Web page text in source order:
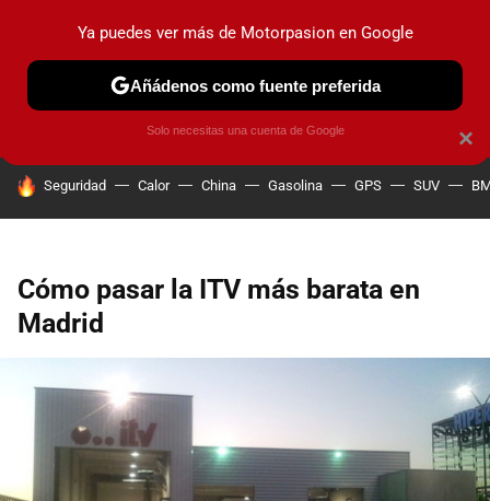
PRUEBAS COCHES ELÉCTRICOS OBSERVATORIO
HOY SE HABLA DE
Seguridad Calor China Gasolina GPS SUV
Cómo pasar la ITV más barata en
Madrid
×
Ya puedes ver más de Motorpasion en Google
Añádenos como fuente preferida
Solo necesitas una cuenta de Google